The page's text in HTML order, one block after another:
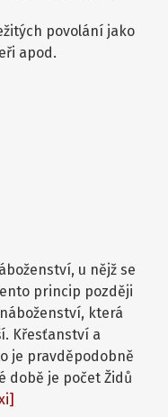
povolání jako
apod.
u nějž se
princip později
která
Křesťanství a
je pravděpodobně
době je počet Židů